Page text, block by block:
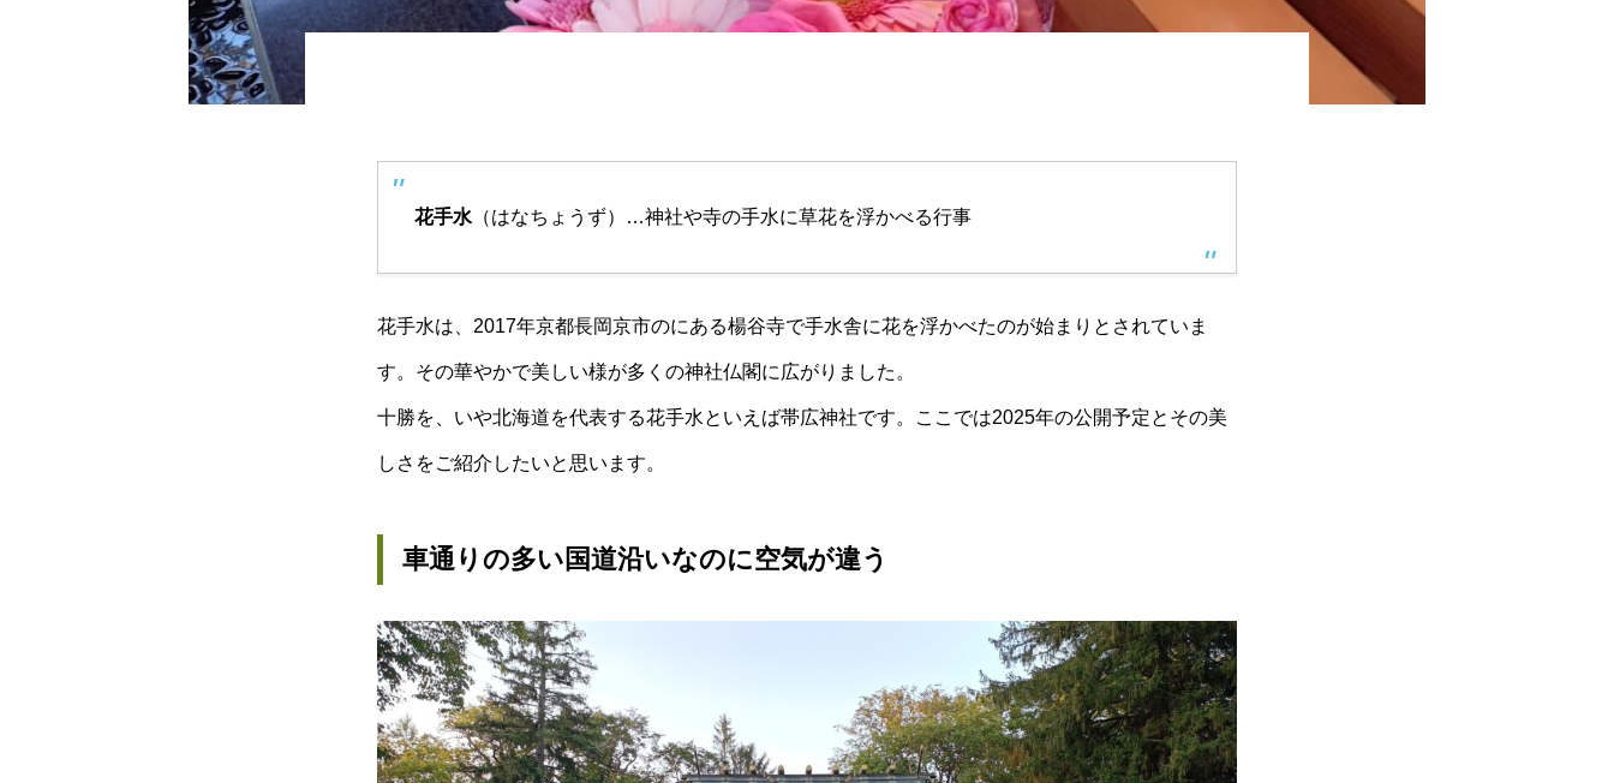
花手水 （はなちょうず）…神社や寺の手水に草花を浮かべる行事
花手水は、2017年京都長岡京市のにある楊谷寺で手水舎に花を浮かべたのが始まりとされていま
す。その華やかで美しい様が多くの神社仏閣に広がりました。
十勝を、いや北海道を代表する花手水といえば帯広神社です。ここでは2025年の公開予定とその美
しさをご紹介したいと思います。
車通りの多い国道沿いなのに空気が違う